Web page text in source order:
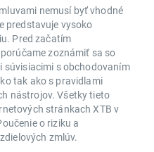
nemusí byť vhodné
predstavuje vysoko
Pred začatím
zoznámiť sa so
s obchodovaním
tak ako s pravidlami
nástrojov. Všetky tieto
stránkach XTB v
o riziku a
zmlúv.